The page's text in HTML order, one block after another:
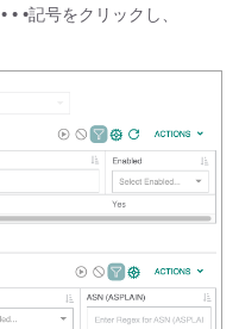
• • •記号をクリックし、